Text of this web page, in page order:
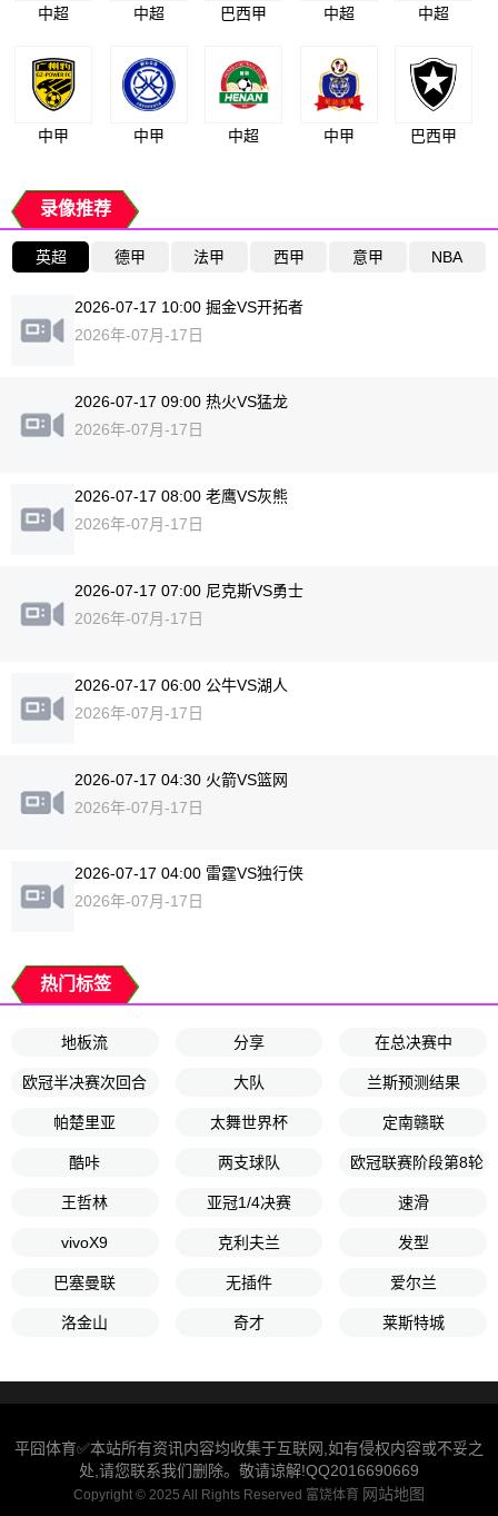
中超 中超 巴西甲 中超 中超
中甲 中甲 中超 中甲 巴西甲
录像推荐
英超 德甲 法甲 西甲 意甲 NBA
2026-07-17 10:00 掘金VS开拓者
2026年-07月-17日
2026-07-17 09:00 热火VS猛龙
2026年-07月-17日
2026-07-17 08:00 老鹰VS灰熊
2026年-07月-17日
2026-07-17 07:00 尼克斯VS勇士
2026年-07月-17日
2026-07-17 06:00 公牛VS湖人
2026年-07月-17日
2026-07-17 04:30 火箭VS篮网
2026年-07月-17日
2026-07-17 04:00 雷霆VS独行侠
2026年-07月-17日
热门标签
地板流 分享 在总决赛中
欧冠半决赛次回合 大队 兰斯预测结果
帕楚里亚 太舞世界杯 定南赣联
酷咔 两支球队 欧冠联赛阶段第8轮
王哲林 亚冠1/4决赛 速滑
vivoX9 克利夫兰 发型
巴塞曼联 无插件 爱尔兰
洛金山 奇才 莱斯特城
平囧体育✅本站所有资讯内容均收集于互联网,如有侵权内容或不妥之
处,请您联系我们删除。敬请谅解!QQ2016690669
Copyright © 2025 All Rights Reserved 富饶体育 网站地图